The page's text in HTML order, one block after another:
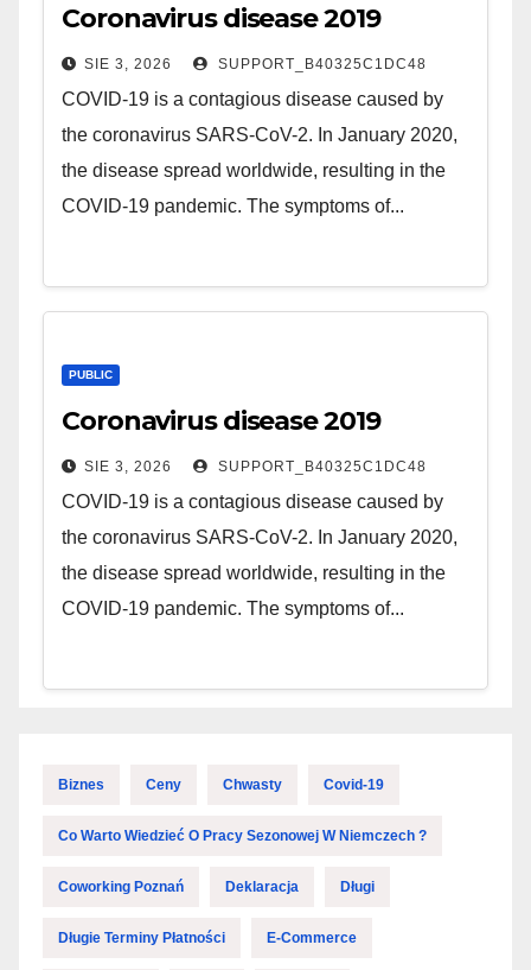
Coronavirus disease 2019
SIE 3, 2026 SUPPORT_B40325C1DC48
COVID-19 is a contagious disease caused by
the coronavirus SARS-CoV-2. In January 2020,
the disease spread worldwide, resulting in the
COVID-19 pandemic. The symptoms of...
PUBLIC
Coronavirus disease 2019
SIE 3, 2026 SUPPORT_B40325C1DC48
COVID-19 is a contagious disease caused by
the coronavirus SARS-CoV-2. In January 2020,
the disease spread worldwide, resulting in the
COVID-19 pandemic. The symptoms of...
Biznes Ceny Chwasty Covid-19
Co Warto Wiedzieć O Pracy Sezonowej W Niemczech ?
Coworking Poznań Deklaracja Długi
Długie Terminy Płatności E-Commerce